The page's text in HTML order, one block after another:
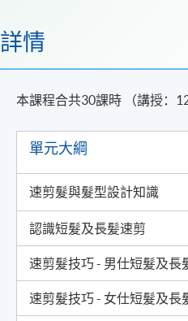
詳情
本課程合共30課時 （講授：
單元大綱
速剪髮與髮型設計知識
認識短髮及長髪速剪
速剪髮技巧 - 男仕短髮及長
速剪髮技巧 - 女仕短髮及長